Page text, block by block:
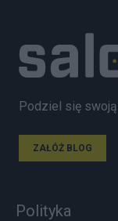
Podziel się
ZAŁÓŻ BLOG
Polityka